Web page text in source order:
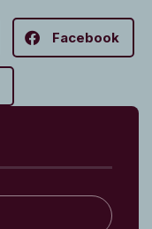
Facebook